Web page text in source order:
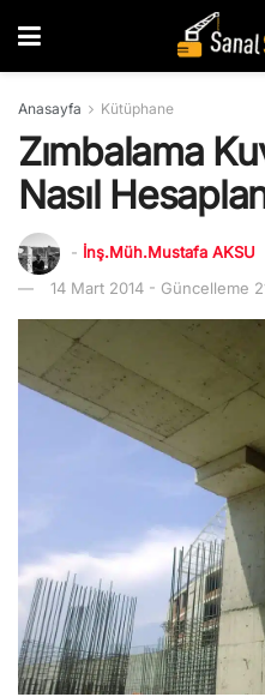
Anasayfa Kütüphane
Zımbalama
Nasıl
- İnş.Müh.Mustafa AKSU
14 Mart 2014 - Güncelleme